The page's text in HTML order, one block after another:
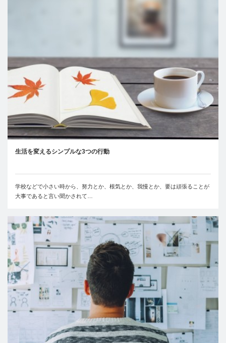
生活を変えるシンプルな3つの行動
学校などで小さい時から、努力とか、根気とか、我慢とか、要は頑張ることが
大事であると言い聞かされて…